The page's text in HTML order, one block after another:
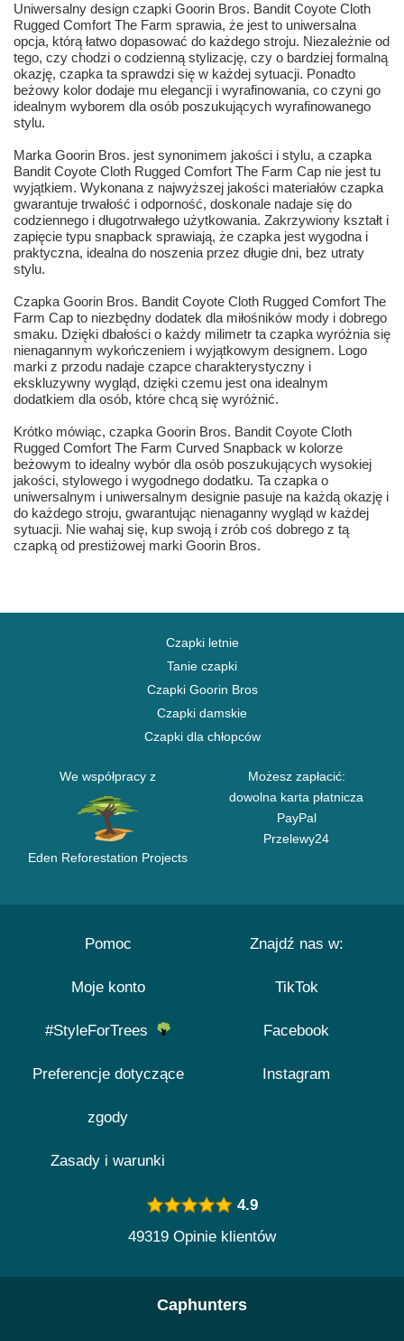
Uniwersalny design czapki Goorin Bros. Bandit Coyote Cloth
Rugged Comfort The Farm sprawia, że jest to uniwersalna
opcja, którą łatwo dopasować do każdego stroju. Niezależnie od
tego, czy chodzi o codzienną stylizację, czy o bardziej formalną
okazję, czapka ta sprawdzi się w każdej sytuacji. Ponadto
beżowy kolor dodaje mu elegancji i wyrafinowania, co czyni go
idealnym wyborem dla osób poszukujących wyrafinowanego
stylu.
Marka Goorin Bros. jest synonimem jakości i stylu, a czapka
Bandit Coyote Cloth Rugged Comfort The Farm Cap nie jest tu
wyjątkiem. Wykonana z najwyższej jakości materiałów czapka
gwarantuje trwałość i odporność, doskonale nadaje się do
codziennego i długotrwałego użytkowania. Zakrzywiony kształt i
zapięcie typu snapback sprawiają, że czapka jest wygodna i
praktyczna, idealna do noszenia przez długie dni, bez utraty
stylu.
Czapka Goorin Bros. Bandit Coyote Cloth Rugged Comfort The
Farm Cap to niezbędny dodatek dla miłośników mody i dobrego
smaku. Dzięki dbałości o każdy milimetr ta czapka wyróżnia się
nienagannym wykończeniem i wyjątkowym designem. Logo
marki z przodu nadaje czapce charakterystyczny i
ekskluzywny wygląd, dzięki czemu jest ona idealnym
dodatkiem dla osób, które chcą się wyróżnić.
Krótko mówiąc, czapka Goorin Bros. Bandit Coyote Cloth
Rugged Comfort The Farm Curved Snapback w kolorze
beżowym to idealny wybór dla osób poszukujących wysokiej
jakości, stylowego i wygodnego dodatku. Ta czapka o
uniwersalnym i uniwersalnym designie pasuje na każdą okazję i
do każdego stroju, gwarantując nienaganny wygląd w każdej
sytuacji. Nie wahaj się, kup swoją i zrób coś dobrego z tą
czapką od prestiżowej marki Goorin Bros.
Czapki letnie
Tanie czapki
Czapki Goorin Bros
Czapki damskie
Czapki dla chłopców
We współpracy z
Eden Reforestation Projects
Możesz zapłacić:
dowolna karta płatnicza
PayPal
Przelewy24
Pomoc
Moje konto
#StyleForTrees
Preferencje dotyczące
zgody
Zasady i warunki
Znajdź nas w:
TikTok
Facebook
Instagram
4.9
49319 Opinie klientów
Caphunters